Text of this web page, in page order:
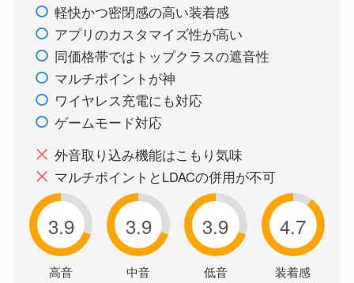
軽快かつ密閉感の高い装着感
アプリのカスタマイズ性が高い
同価格帯ではトップクラスの遮音性
マルチポイントが神
ワイヤレス充電にも対応
ゲームモード対応
外音取り込み機能はこもり気味
マルチポイントとLDACの併用が不可
3.9
高音
3.9
中音
3.9
低音
4.7
装着感